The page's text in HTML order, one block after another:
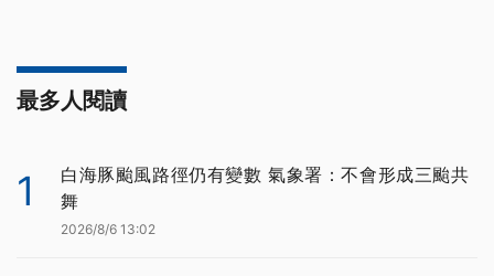
最多人閱讀
1
白海豚颱風路徑仍有變數 氣象署：不會形成三颱共
舞
2026/8/6 13:02